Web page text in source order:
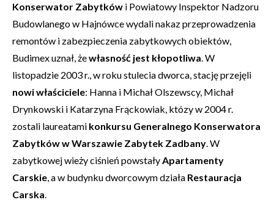
Konserwator Zabytków i Powiatowy Inspektor Nadzoru
Budowlanego w Hajnówce wydali nakaz przeprowadzenia
remontów i zabezpieczenia zabytkowych obiektów,
Budimex uznał, żewłasność jest kłopotliwa. W
listopadzie 2003 r., w roku stulecia dworca, stację przejęli
nowi właściciele: Hanna i Michał Olszewscy, Michał
Drynkowski i Katarzyna Frąckowiak, któzy w 2004 r.
zostali laureatami konkursu Generalnego Konserwatora
Zabytków w Warszawie Zabytek Zadbany. W
zabytkowej wieży ciśnień powstałyApartamenty
Carskie, a w budynku dworcowym działa Restauracja
Carska.